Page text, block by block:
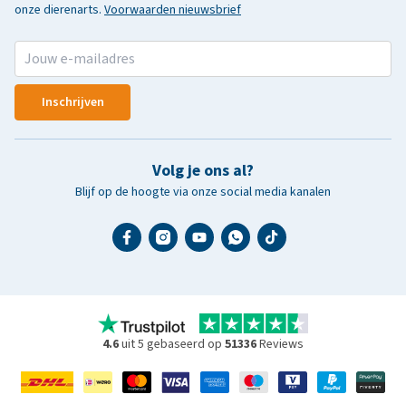
onze dierenarts. Voorwaarden nieuwsbrief
Inschrijven
Volg je ons al?
Blijf op de hoogte via onze social media kanalen
4.6uit 5 gebaseerd op 51336Reviews